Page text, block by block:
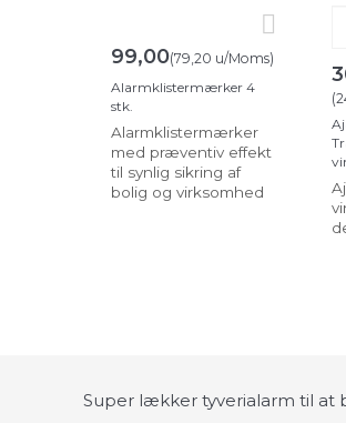
99,00(79,20 u/Moms)
Alarmklistermærker 4
stk.
Alarmklistermærker
med præventiv effekt
til synlig sikring af
bolig og virksomhed
(
Super lækker tyverialarm til at